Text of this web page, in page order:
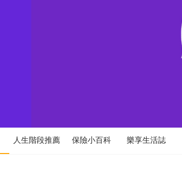
人生階段推薦 保險小百科 樂享生活誌